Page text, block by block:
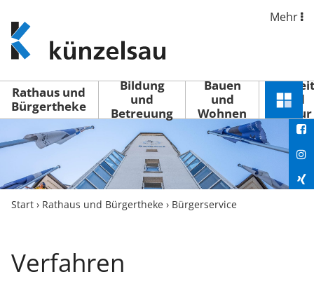
www.kuenzelsau.de
(zur
Startseite)
Mehr
Rathaus und
Bürgertheke
Bildung
und
Betreuung
Bauen
und
Wohnen
Freizeit
und
Kultur
Menü
Start › Rathaus und Bürgertheke › Bürgerservice
Verfahren